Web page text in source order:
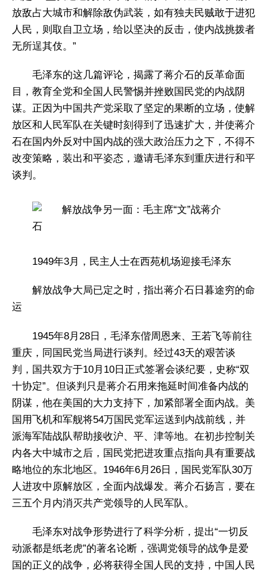
放敌占大城市和解除敌伪武装，如有独夫民贼敢于进犯
人民，则取自卫立场，给以坚决的反击，使内战挑拨者
无所逞其伎。”
毛泽东的这几篇评论，揭露了蒋介石的反革命面
目，教育全党和全国人民警惕并挫败国民党的内战阴
谋。正因为中国共产党采取了坚定的果断的立场，使解
放区和人民军队在关键时刻得到了迅速扩大，并使蒋介
石在国内外反对中国内战的强大政治压力之下，不得不
改变策略，装出和平姿态，邀请毛泽东到重庆进行和平
谈判。
1949年3月，民主人士在西苑机场迎接毛泽东
解放战争大局已定之时，指出蒋介石日暮途穷的命
运
1945年8月28日，毛泽东偕周恩来、王若飞等前往
重庆，同国民党当局进行谈判。经过43天的艰苦谈
判，国共双方于10月10日正式签署会谈纪要，史称“双
十协定”。但谈判只是蒋介石用来拖延时间准备内战的
阴谋，他在美国的大力支持下，加紧部署全面内战。美
国用飞机和军舰将54万国民党军运送到内战前线，并
派海军陆战队帮助接收沪、平、津等地。在初步控制关
内各大中城市之后，国民党把进攻重点指向具有重要战
略地位的东北地区。1946年6月26日，国民党军队30万
人进攻中原解放区，全面内战爆发。蒋介石扬言，要在
三五个月内消灭共产党领导的人民军队。
毛泽东对战争形势进行了科学分析，提出“一切反
动派都是纸老虎”的著名论断，强调党领导的战争是爱
国的正义的战争，必将获得全国人民的支持，中国人民